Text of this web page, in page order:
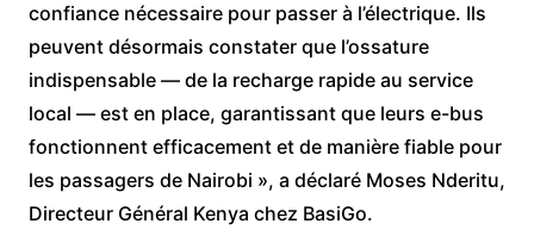
confiance nécessaire pour passer à l’électrique. Ils
peuvent désormais constater que l’ossature
indispensable — de la recharge rapide au service
local — est en place, garantissant que leurs e-bus
fonctionnent efficacement et de manière fiable pour
les passagers de Nairobi », a déclaré Moses Nderitu,
Directeur Général Kenya chez BasiGo.